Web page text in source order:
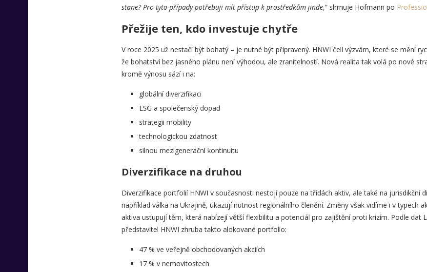
stane? Pro tyto případy potřebuji mít přístup k prostředkům jinde,“ shrnuje Hofmann po
Přežije ten, kdo investuje chytře
V roce 2025 už nestačí být bohatý – je nutné být připravený. HNWI čelí výzvám, které se mění
že bohatství bez jasného plánu není výhodou, ale zranitelností. Nová realita tak volá po nové
kromě výnosu sází i na:
globální diverzifikaci
ESG a společenský dopad
strategii mobility
technologickou zdatnost
silnou mezigenerační kontinuitu
Diverzifikace na druhou
Diverzifikace portfolií HNWI v současnosti nestojí pouze na třídách aktiv, ale také na jurisdikční
například válka na Ukrajině, ukazují nutnost regionálního členění. Změny však vidíme i v typech
aktiva ustupují těm, která nabízejí větší flexibilitu a potenciál pro zajištění proti krizím. Podle dat
představitel HNWI zhruba takto alokované portfolio:
47 % ve veřejně obchodovaných akciích
17 % v nemovitostech